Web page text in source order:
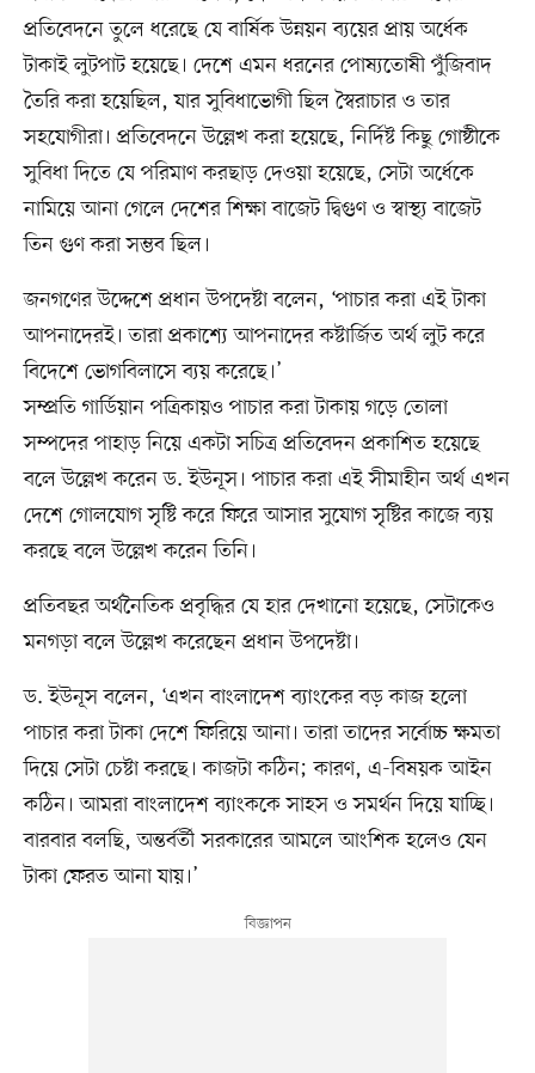
প্রতিবেদনে তুলে ধরেছে যে বার্ষিক উন্নয়ন ব্যয়ের প্রায় অর্ধেক
টাকাই লুটপাট হয়েছে। দেশে এমন ধরনের পোষ্যতোষী পুঁজিবাদ
তৈরি করা হয়েছিল, যার সুবিধাভোগী ছিল স্বৈরাচার ও তার
সহযোগীরা। প্রতিবেদনে উল্লেখ করা হয়েছে, নির্দিষ্ট কিছু গোষ্ঠীকে
সুবিধা দিতে যে পরিমাণ করছাড় দেওয়া হয়েছে, সেটা অর্ধেকে
নামিয়ে আনা গেলে দেশের শিক্ষা বাজেট দ্বিগুণ ও স্বাস্থ্য বাজেট
তিন গুণ করা সম্ভব ছিল।
জনগণের উদ্দেশে প্রধান উপদেষ্টা বলেন, ‘পাচার করা এই টাকা
আপনাদেরই। তারা প্রকাশ্যে আপনাদের কষ্টার্জিত অর্থ লুট করে
বিদেশে ভোগবিলাসে ব্যয় করেছে।’
সম্প্রতি গার্ডিয়ান পত্রিকায়ও পাচার করা টাকায় গড়ে তোলা
সম্পদের পাহাড় নিয়ে একটা সচিত্র প্রতিবেদন প্রকাশিত হয়েছে
বলে উল্লেখ করেন ড. ইউনূস। পাচার করা এই সীমাহীন অর্থ এখন
দেশে গোলযোগ সৃষ্টি করে ফিরে আসার সুযোগ সৃষ্টির কাজে ব্যয়
করছে বলে উল্লেখ করেন তিনি।
প্রতিবছর অর্থনৈতিক প্রবৃদ্ধির যে হার দেখানো হয়েছে, সেটাকেও
মনগড়া বলে উল্লেখ করেছেন প্রধান উপদেষ্টা।
ড. ইউনূস বলেন, ‘এখন বাংলাদেশ ব্যাংকের বড় কাজ হলো
পাচার করা টাকা দেশে ফিরিয়ে আনা। তারা তাদের সর্বোচ্চ ক্ষমতা
দিয়ে সেটা চেষ্টা করছে। কাজটা কঠিন; কারণ, এ-বিষয়ক আইন
কঠিন। আমরা বাংলাদেশ ব্যাংককে সাহস ও সমর্থন দিয়ে যাচ্ছি।
বারবার বলছি, অন্তর্বর্তী সরকারের আমলে আংশিক হলেও যেন
টাকা ফেরত আনা যায়।’